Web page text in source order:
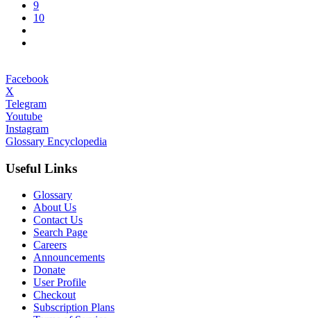
9
10
Facebook
X
Telegram
Youtube
Instagram
Glossary Encyclopedia
Useful Links
Glossary
About Us
Contact Us
Search Page
Careers
Announcements
Donate
User Profile
Checkout
Subscription Plans